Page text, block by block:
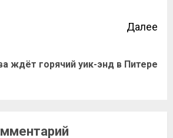
Далее
ждёт горячий уик-энд в Питере